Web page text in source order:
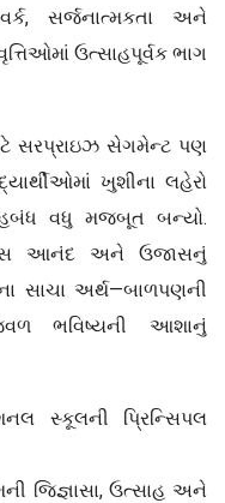
સર્જનાત્મકતા અને
ઉત્સાહપૂર્વક ભાગ
સરપ્રાઇઝ સેગમેન્ટ પણ
ખુશીના લહેરો
વધુ મજબૂત બન્યો.
આનંદ અને ઉજાસનું
સાચા અર્થ—બાળપણની
ભવિષ્યની આશાનું
સ્કૂલની પ્રિન્સિપલ
જિજ્ઞાસા, ઉત્સાહ અને